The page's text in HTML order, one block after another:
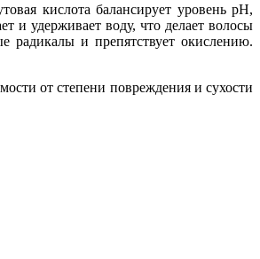
кислота балансирует уровень рН,
и удерживает воду, что делает волосы
радикалы и препятствует окислению.
от степени повреждения и сухости